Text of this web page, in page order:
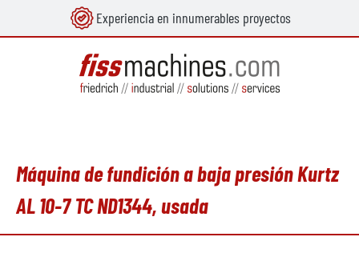
principal Experiencia en innumerables proyectos
Máquina de fundición a baja presión Kurtz
AL 10-7 TC ND1344, usada